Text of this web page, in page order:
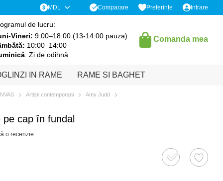
MDL Comparare Preferințe Intrare
de lucru:
Vineri: 9:00–18:00 (13-14:00 pauza)
10:00–14:00
: Zi de odihnă
Comanda mea
IN RAME RAME SI BAGHET
Artiști contemporani
Amy Judd
cap în fundal
o recenzie